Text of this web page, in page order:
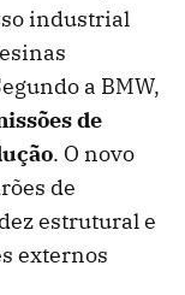
industrial
a BMW,
de
. O novo
de
estrutural e
externos